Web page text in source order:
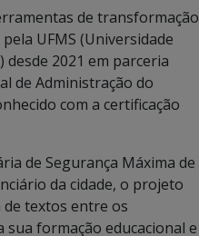
de transformação
UFMS (Universidade
desde 2021 em parceria
de Administração do
com a certificação
de Segurança Máxima de
da cidade, o projeto
textos entre os
formação educacional e